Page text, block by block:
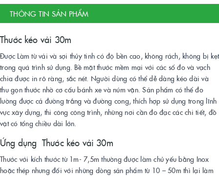
THÔNG TIN SẢN PHẨM
Thước kéo vải 30m
Được Làm từ vải và sợi thủy tinh có độ bền cao, không rách, không bị kẹt
trong quá trình sử dụng. Bề mặt thước mềm mại với các số đo và vạch
chia được in rõ ràng, sắc nét. Người dùng có thể dễ dàng kéo dài và
thu gọn thước nhờ cơ cấu bánh xe và núm vặn. Sản phẩm có thể đo
lường được cả đường trẳng và đường cong, thích hợp sử dụng trong lĩnh
vực xây dựng, thi công công trình, những nơi cần đo đạc các chi tiết, đồ
vật có tổng chiều dài lớn.
Ứng dụng Thước kéo vải 30m
Thước với kích thước từ 1m- 7,5m thường được làm chủ yếu bằng Inox
hoặc thép nhưng đối với những dòng sản phẩm từ 10 – 50m thì lại làm